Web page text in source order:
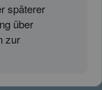
späterer
über
zur